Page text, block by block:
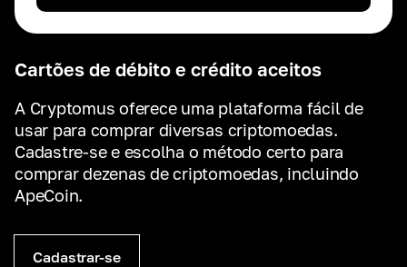
Cartões de débito e crédito aceitos
A Cryptomus oferece uma plataforma fácil de
usar para comprar diversas criptomoedas.
Cadastre-se e escolha o método certo para
comprar dezenas de criptomoedas, incluindo
ApeCoin.
Cadastrar-se